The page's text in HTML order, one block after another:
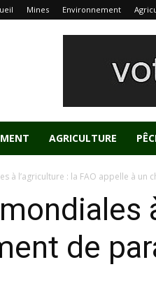
Mines Environnement
AGRICULTURE
à l’agriculture : la FAO appelle à un
de